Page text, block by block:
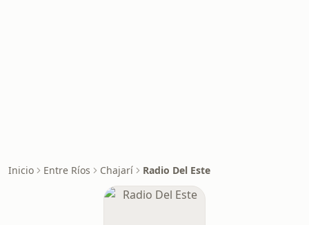
Inicio Entre Ríos Chajarí Radio Del Este